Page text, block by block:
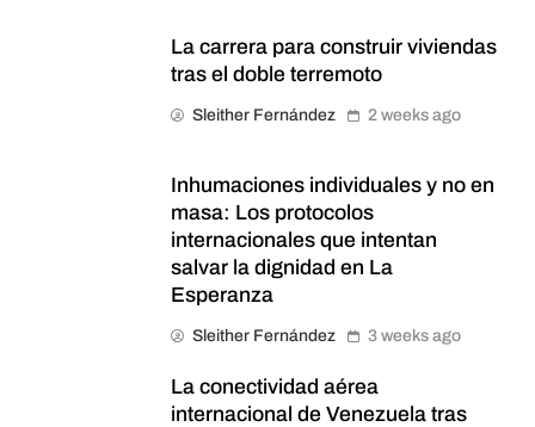
La carrera para construir viviendas
tras el doble terremoto
Sleither Fernández 2 weeks ago
Inhumaciones individuales y no en
masa: Los protocolos
internacionales que intentan
salvar la dignidad en La
Esperanza
Sleither Fernández 3 weeks ago
La conectividad aérea
internacional de Venezuela tras